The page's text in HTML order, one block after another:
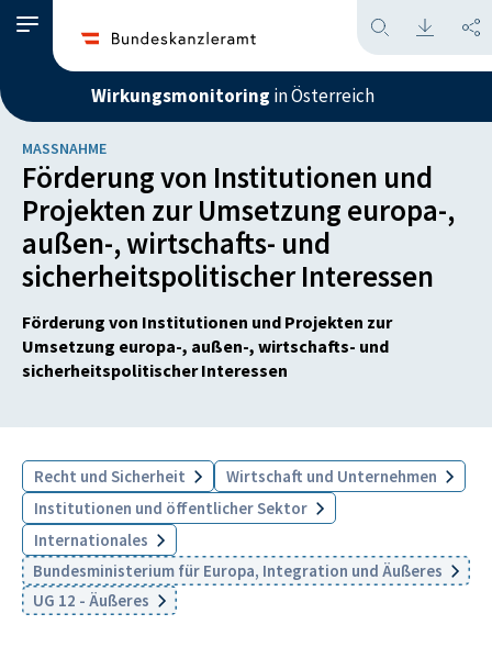
Wirkungsmonitoring in Österreich
MASSNAHME
Förderung von Institutionen und
Projekten zur Umsetzung europa-,
außen-, wirtschafts- und
sicherheitspolitischer Interessen
Förderung von Institutionen und Projekten zur
Umsetzung europa-, außen-, wirtschafts- und
sicherheitspolitischer Interessen
Recht und Sicherheit
Wirtschaft und Unternehmen
Institutionen und öffentlicher Sektor
Internationales
Bundesministerium für Europa, Integration und Äußeres
UG 12 - Äußeres